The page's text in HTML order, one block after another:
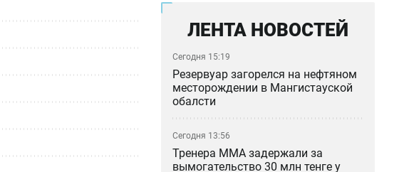
ЛЕНТА НОВОСТЕЙ
Сегодня 15:19
Резервуар загорелся на нефтяном
месторождении в Мангистауской
обалсти
Сегодня 13:56
Тренера ММА задержали за
вымогательство 30 млн тенге у